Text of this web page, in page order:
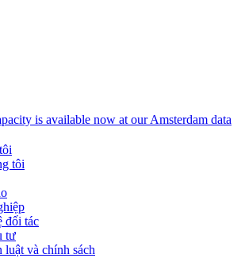
is available now at our Amsterdam data
tôi
đối tác
tư
luật và chính sách